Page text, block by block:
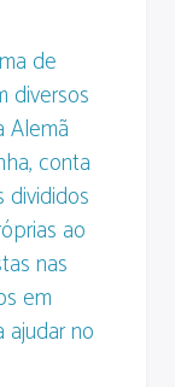
de
diversos
Alemã
conta
ao
nas
em
no